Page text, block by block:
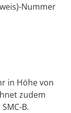
Nummer
in Höhe von
zudem
B.